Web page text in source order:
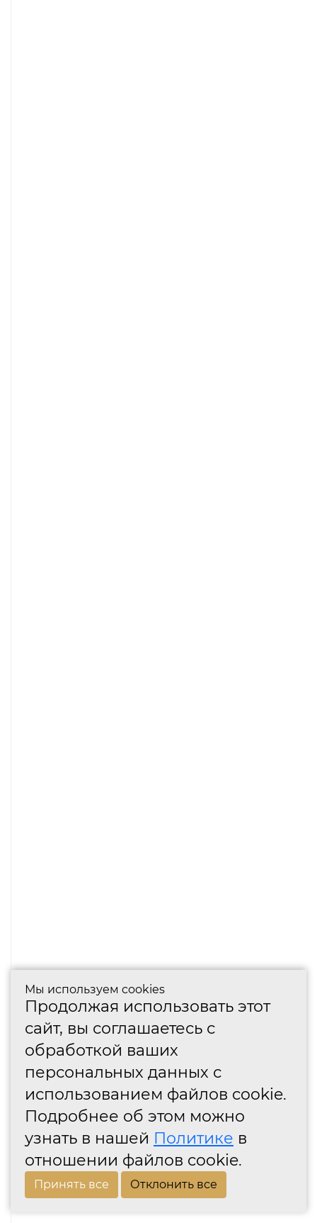
Мы используем cookies
Продолжая использовать этот
сайт, вы соглашаетесь с
обработкой ваших
персональных данных с
использованием файлов cookie.
Подробнее об этом можно
узнать в нашей Политике в
отношении файлов cookie.
Принять все Отклонить все